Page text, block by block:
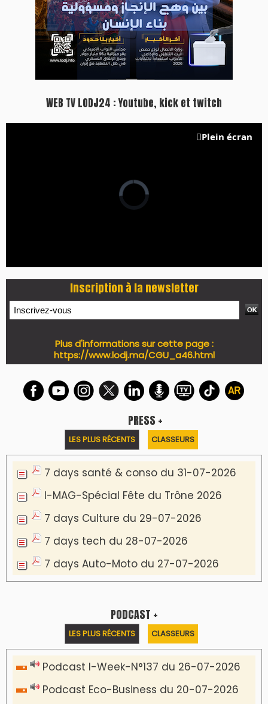
WEB TV LODJ24 : Youtube, kick et twitch
Plein écran
Inscription à la newsletter
Plus d'informations sur cette page :
https://www.lodj.ma/CGU_a46.html
PRESS +
LES PLUS RÉCENTS CLASSEURS
7 days santé & conso du 31-07-2026
I-MAG-Spécial Fête du Trône 2026
7 days Culture du 29-07-2026
7 days tech du 28-07-2026
7 days Auto-Moto du 27-07-2026
PODCAST +
LES PLUS RÉCENTS CLASSEURS
Podcast I-Week-N°137 du 26-07-2026
Podcast Eco-Business du 20-07-2026